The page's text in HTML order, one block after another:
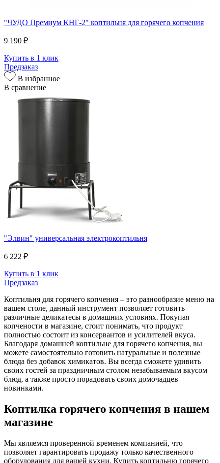
"ЧУДО Премиум КНГ-2" коптильня для горячего копчения
9 190 ₽
Купить в 1 клик
Предзаказ
В избранное
В сравнение
"Элвин" универсальная электрокоптильня
6 222 ₽
Купить в 1 клик
Предзаказ
Коптильня для горячего копчения – это разнообразие меню на
вашем столе, данный инструмент позволяет готовить
различные деликатесы в домашних условиях. Покупая
копчености в магазине, стоит понимать, что продукт
полностью состоит из консервантов и усилителей вкуса.
Благодаря домашней коптильне для горячего копчения, вы
можете самостоятельно готовить натуральные и полезные
блюда без добавок химикатов. Вы всегда сможете удивить
своих гостей за праздничным столом незабываемым вкусом
блюд, а также просто порадовать своих домочадцев
новинками.
Коптилка горячего копчения в нашем
магазине
Мы являемся проверенной временем компанией, что
позволяет гарантировать продажу только качественного
оборудования для вашей кухни. Купить коптильню горячего